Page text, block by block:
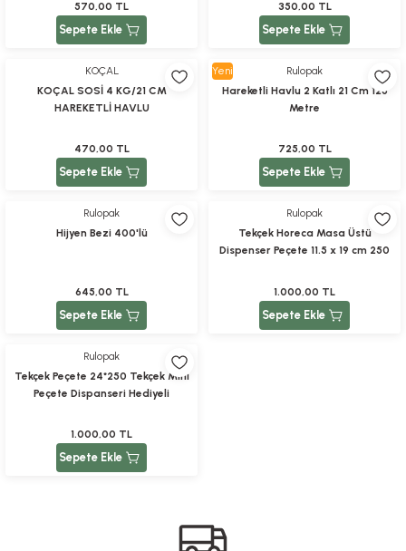
570,00 TL
Sepete Ekle
350,00 TL
Sepete Ekle
KOÇAL
KOÇAL SOSİ 4 KG/21 CM
HAREKETLİ HAVLU
470,00 TL
Sepete Ekle
Yeni
Rulopak
Hareketli Havlu 2 Katlı 21 Cm 125
Metre
725,00 TL
Sepete Ekle
Rulopak
Hijyen Bezi 400'lü
645,00 TL
Sepete Ekle
Rulopak
Tekçek Horeca Masa Üstü
Dispenser Peçete 11.5 x 19 cm 250
1.000,00 TL
Sepete Ekle
Rulopak
Tekçek Peçete 24*250 Tekçek Mini
Peçete Dispanseri Hediyeli
1.000,00 TL
Sepete Ekle